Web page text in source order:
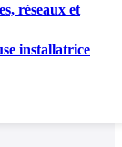
réseaux et
installatrice